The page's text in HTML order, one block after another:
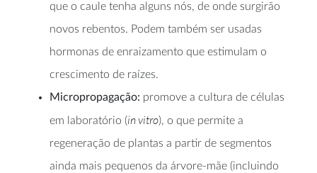
que o caule tenha alguns nós, de onde surgirão
novos rebentos. Podem também ser usadas
hormonas de enraizamento que estimulam o
crescimento de raízes.
Micropropagação: promove a cultura de células
em laboratório (in vitro), o que permite a
regeneração de plantas a partir de segmentos
ainda mais pequenos da árvore-mãe (incluindo